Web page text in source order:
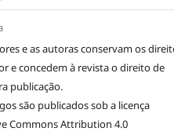
e as autoras conservam os
e concedem à revista o direito de
publicação.
são publicados sob a licença
Commons Attribution 4.0